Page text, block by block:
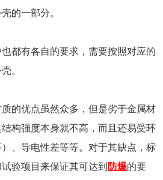
的一部分。
都有各自的要求，需要按照对应的
。
的优点虽然众多，但是劣于金属材
构强度本身就不高，而且还易受环
、导电性差等等。对于其缺点，标
验项目来保证其可达到 防爆的要